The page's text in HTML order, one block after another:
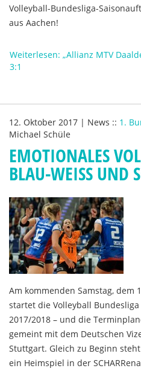
Volleyball-Bundesliga-
aus Aachen!
Weiterlesen: „Allianz MTV
3:1
12. Oktober 2017 | News :: 1.
Michael Schüle
EMOTIONALES
BLAU-WEISS UND
Am kommenden Samstag, dem
startet die Volleyball
2017/2018 – und die
gemeint mit dem Deutschen
Stuttgart. Gleich zu Beginn
ein Heimspiel in der